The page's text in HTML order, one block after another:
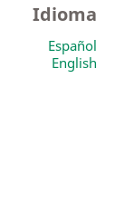
Idioma
Español
English